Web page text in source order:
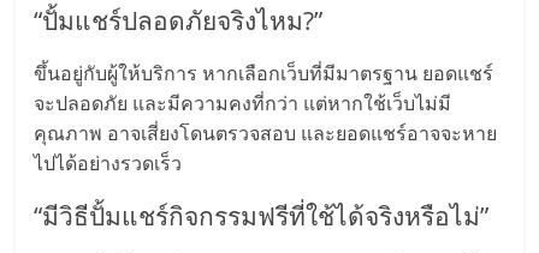
มอี
ไทย,
SMEs,
รน
“ปั้มแชร์ปลอดภัยจริงไหม?”
ขึ้นอยู่กับผู้ให้บริการ หากเลือกเว็บที่มีมาตรฐาน ยอดแชร์
จะปลอดภัย และมีความคงที่กว่า แต่หากใช้เว็บไม่มี
คุณภาพ อาจเสี่ยงโดนตรวจสอบ และยอดแชร์อาจจะหาย
ไปได้อย่างรวดเร็ว
“มีวิธีปั้มแชร์กิจกรรมฟรีที่ใช้ได้จริงหรือไม่”